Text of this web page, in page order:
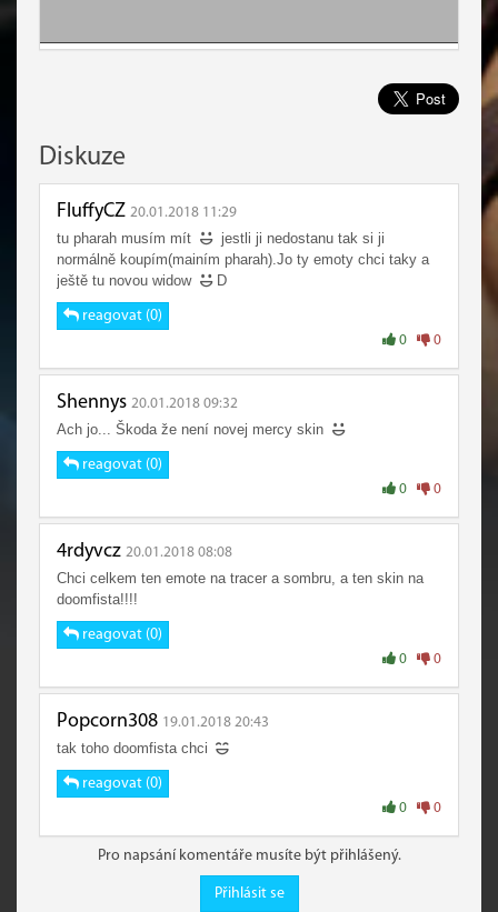
Diskuze
FluffyCZ 20.01.2018 11:29
tu pharah musím mít
jestli ji nedostanu tak si ji
normálně koupím(mainím pharah).Jo ty emoty chci taky a
ještě tu novou widow
D
reagovat (0)
0 0
Shennys 20.01.2018 09:32
Ach jo... Škoda že není novej mercy skin
reagovat (0)
0 0
4rdyvcz 20.01.2018 08:08
Chci celkem ten emote na tracer a sombru, a ten skin na
doomfista!!!!
reagovat (0)
0 0
Popcorn308 19.01.2018 20:43
tak toho doomfista chci
reagovat (0)
0 0
Pro napsání komentáře musíte být přihlášený.
Přihlásit se